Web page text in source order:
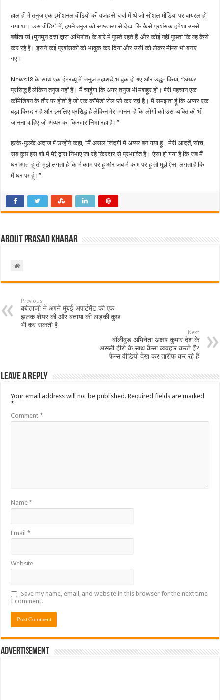
हाल ही में तनुज एक इमोशनल वीडियो की वजह से चर्चा में थे जो सोशल मीडिया पर वायरल हो
गया था। उस वीडियो में, हमने तनुज को स्पष्ट रूप से देखा कि कैसे प्रशंसक हमेशा उनसे
बबीता जी (मुनमुन दत्ता द्वारा अभिनीत) के बारे में पूछते रहते हैं, और कोई नहीं पूछता कि वह कैसे
कर रहे हैं। इसने कई प्रशंसकों को भावुक कर दिया और उसी को लेकर मीम्स भी बनाए
गए।
News18 के साथ एक इंटरव्यू में, तनुज महाशब्दे भावुक हो गए और उद्धृत किया, “अय्यर
प्रसिद्ध हैं लेकिन तनुज नहीं हैं। मैं चाहूंगा कि अगर तनुज भी मशहूर हों। मेरी पहचान एक
कॉमेडियन के तौर पर होती है जो एक कॉमेडी रोल प्ले कर रही है। मैं समझता हूं कि अय्यर एक
बड़ा किरदार है और इसलिए प्रसिद्ध है लेकिन मेरा मानना है कि लोगों को उस व्यक्ति को भी
जानना चाहिए जो अय्यर का किरदार निभा रहा है।”
हल्के-फुल्के अंदाज में उन्होंने कहा, “मैं असल जिंदगी में अय्यर बन गया हूं। मेरी आदतें, सोच,
सब कुछ इस शो में मेरे द्वारा निभाए जा रहे किरदार से प्रभावित है। ऐसा हो गया है कि जब मैं
घर आता हूं तो मुझे लगता है कि मैं काम पर हूं और जब मैं काम पर हूं तो मुझे ऐसा लगता है कि
मैं घर पर हूं।”
About Prasad Khabar
Previous
बबीताजी ने अपने मुंबई अपार्टमेंट की एक
झलक शेयर की और बताया की लड़की कुछ
भी कर सकती है
Next
बॉलीवुड अभिनेता अक्षय कुमार देश के
असली हीरो के साथ कैसा व्यवहार करते हैं?
फैन्स वीडियो देख कर तारीफ कर रहे हैं
Leave a Reply
Your email address will not be published. Required fields are marked
*
Comment*
Name*
Email*
Website
Save my name, email, and website in this browser for the next time
I comment.
Advertisement